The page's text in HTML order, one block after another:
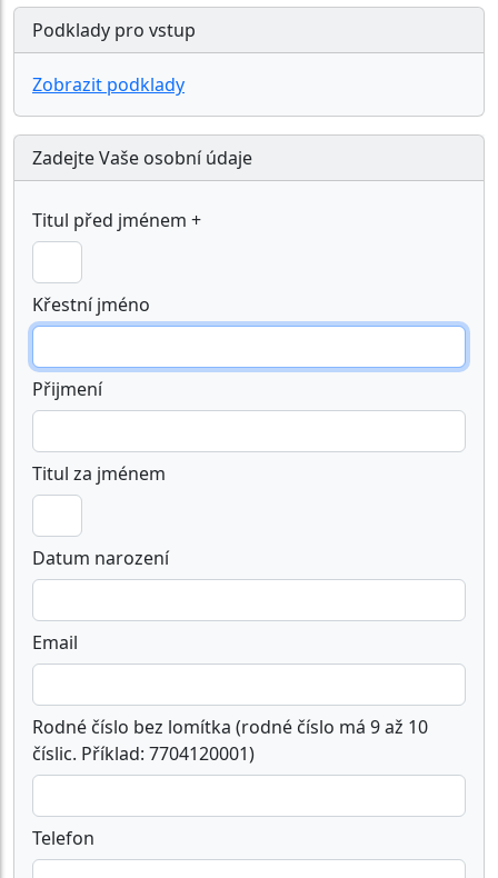
Podklady pro vstup
Zobrazit podklady
Zadejte Vaše osobní údaje
Titul před jménem +
Křestní jméno
Přijmení
Titul za jménem
Datum narození
Email
Rodné číslo bez lomítka (rodné číslo má 9 až 10
číslic. Příklad: 7704120001)
Telefon